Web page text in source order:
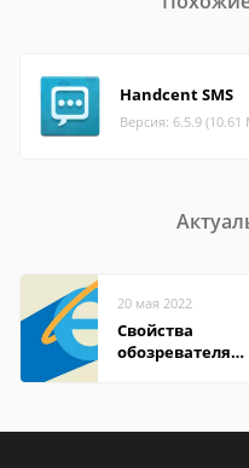
Handcent SMS
Версия: 6.5.9
20 мая 2022
Свойства
обозревателя